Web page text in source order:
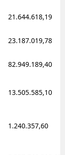
21.644.618,19
23.187.019,78
82.949.189,40
13.505.585,10
1.240.357,60